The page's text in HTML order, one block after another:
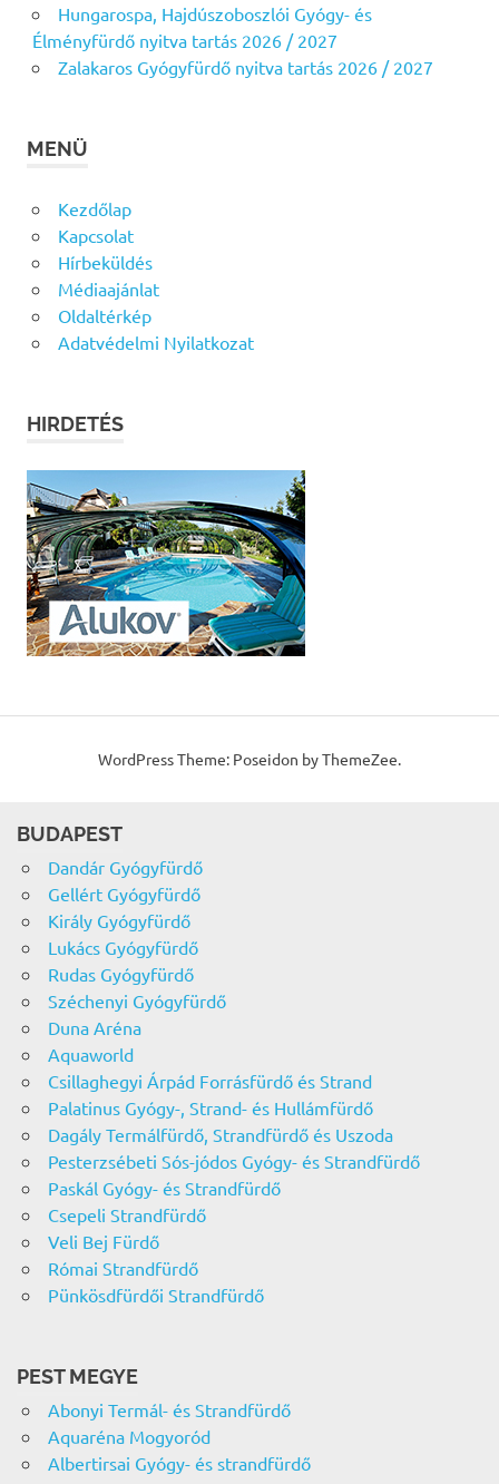
Hungarospa, Hajdúszoboszlói Gyógy- és
Élményfürdő nyitva tartás 2026 / 2027
Zalakaros Gyógyfürdő nyitva tartás 2026 / 2027
MENÜ
Kezdőlap
Kapcsolat
Hírbeküldés
Médiaajánlat
Oldaltérkép
Adatvédelmi Nyilatkozat
HIRDETÉS
WordPress Theme: Poseidon by ThemeZee.
BUDAPEST
Dandár Gyógyfürdő
Gellért Gyógyfürdő
Király Gyógyfürdő
Lukács Gyógyfürdő
Rudas Gyógyfürdő
Széchenyi Gyógyfürdő
Duna Aréna
Aquaworld
Csillaghegyi Árpád Forrásfürdő és Strand
Palatinus Gyógy-, Strand- és Hullámfürdő
Dagály Termálfürdő, Strandfürdő és Uszoda
Pesterzsébeti Sós-jódos Gyógy- és Strandfürdő
Paskál Gyógy- és Strandfürdő
Csepeli Strandfürdő
Veli Bej Fürdő
Római Strandfürdő
Pünkösdfürdői Strandfürdő
PEST MEGYE
Abonyi Termál- és Strandfürdő
Aquaréna Mogyoród
Albertirsai Gyógy- és strandfürdő